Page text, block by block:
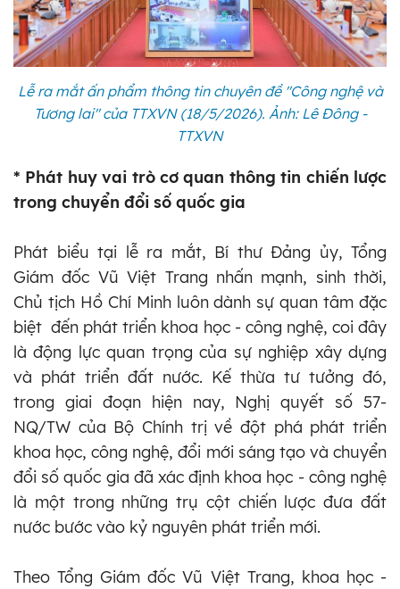
Lễ ra mắt ấn phẩm thông tin chuyên đề "Công nghệ và
Tương lai" của TTXVN (18/5/2026). Ảnh: Lê Đông -
TTXVN
* Phát huy vai trò cơ quan thông tin chiến lược
trong chuyển đổi số quốc gia
Phát biểu tại lễ ra mắt, Bí thư Đảng ủy, Tổng
Giám đốc Vũ Việt Trang nhấn mạnh, sinh thời,
Chủ tịch Hồ Chí Minh luôn dành sự quan tâm đặc
biệt đến phát triển khoa học - công nghệ, coi đây
là động lực quan trọng của sự nghiệp xây dựng
và phát triển đất nước. Kế thừa tư tưởng đó,
trong giai đoạn hiện nay, Nghị quyết số 57-
NQ/TW của Bộ Chính trị về đột phá phát triển
khoa học, công nghệ, đổi mới sáng tạo và chuyển
đổi số quốc gia đã xác định khoa học - công nghệ
là một trong những trụ cột chiến lược đưa đất
nước bước vào kỷ nguyên phát triển mới.
Theo Tổng Giám đốc Vũ Việt Trang, khoa học -